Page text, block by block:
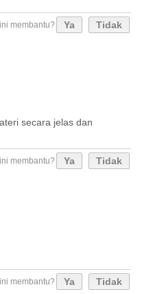
membantu? Ya Tidak
secara jelas dan
membantu? Ya Tidak
membantu? Ya Tidak